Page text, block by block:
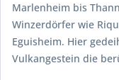
Marlenheim bis
Winzerdörfer wie
Eguisheim. Hier
Vulkangestein die